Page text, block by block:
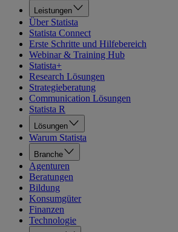
Leistungen
Über Statista
Statista Connect
Erste Schritte und Hilfebereich
Webinar & Training Hub
Statista+
Research Lösungen
Strategieberatung
Communication Lösungen
Statista R
Lösungen
Warum Statista
Branche
Agenturen
Beratungen
Bildung
Konsumgüter
Finanzen
Technologie